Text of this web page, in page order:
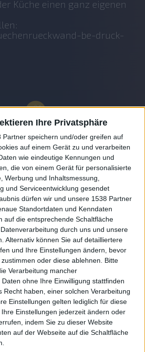
Ihre Privatsphäre
Partner speichern und/oder greifen auf
auf einem Gerät zu und verarbeiten
wie eindeutige Kennungen und
die von einem Gerät für personalisierte
Werbung und Inhaltsmessung,
und Serviceentwicklung gesendet
dürfen wir und unsere 1538 Partner
Standortdaten und Kenndaten
auf die entsprechende Schaltfläche
durch uns und unsere
Alternativ können Sie auf detailliertere
und Ihre Einstellungen ändern, bevor
oder diese ablehnen.
Bitte
Verarbeitung mancher
ohne Ihre Einwilligung stattfinden
Recht haben, einer solchen Verarbeitung
Einstellungen gelten lediglich für diese
Einstellungen jederzeit ändern oder
indem Sie zu dieser Website
auf der Webseite auf die Schaltfläche
Küche einen ganz eigenen
be-druck-
Ihr Inspirationen für
und intelligentes Wohnen,
und Informatives zu
Systemen.